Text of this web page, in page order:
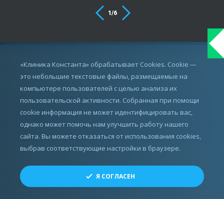
1/6
ИМЕЮТСЯ ПРОТИВОПОКАЗАНИЯ,
ПРОКОНСУЛЬТИРУЙТЕСЬ С ВРАЧОМ
Все права защищены.
© ЗАО «СМТ», 2010 - 2026
Разработка, реклама и развитие сайта —Perspektiva
«Клиника Константа» обрабатывает Cookies. Cookie —
это небольшие текстовые файлы, размещаемые на
компьютере пользователей с целью анализа их
пользовательской активности. Собранная при помощи
cookie информация не может идентифицировать вас,
однако может помочь нам улучшить работу нашего
сайта. Вы можете отказаться от использования cookies,
выбрав соответствующие настройки в браузере.
Я СОГЛАСЕН